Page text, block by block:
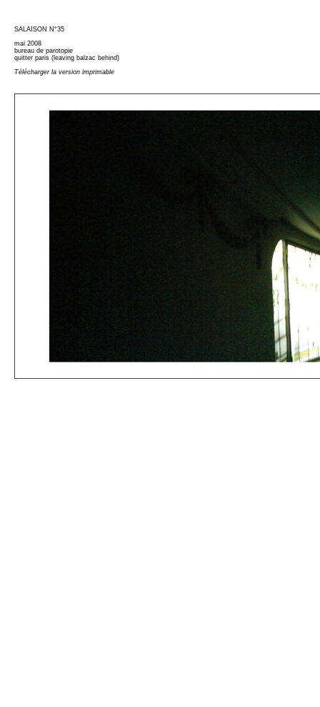
SALAISON N°35
mai 2008
bureau de parotopie
quitter paris (leaving balzac behind)
Télécharger la version imprimable